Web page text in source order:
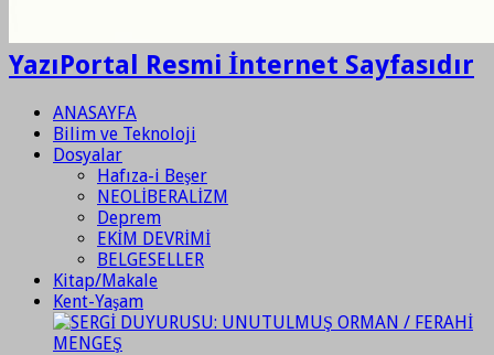
YazıPortal Resmi İnternet Sayfasıdır
ANASAYFA
Bilim ve Teknoloji
Dosyalar
Hafıza-i Beşer
NEOLİBERALİZM
Deprem
EKİM DEVRİMİ
BELGESELLER
Kitap/Makale
Kent-Yaşam